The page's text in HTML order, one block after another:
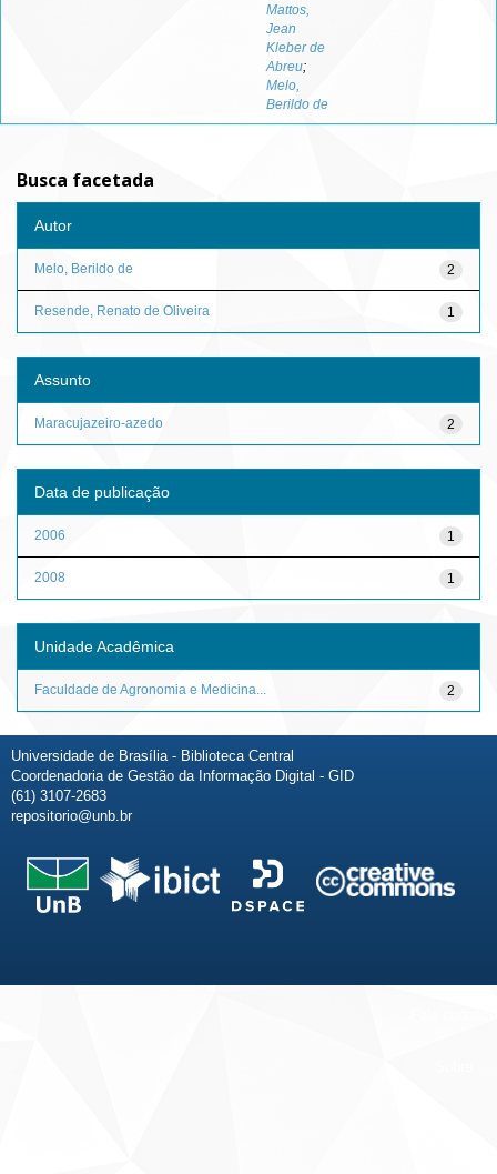
Mattos,
Jean
Kleber de
Abreu;
Melo,
Berildo de
Busca facetada
Autor
2
Melo, Berildo de
1
Resende, Renato de Oliveira
Assunto
2
Maracujazeiro-azedo
Data de publicação
1
2006
1
2008
Unidade Acadêmica
2
Faculdade de Agronomia e Medicina...
Universidade de Brasília - Biblioteca Central
Coordenadoria de Gestão da Informação Digital - GID
(61) 3107-2683
repositorio@unb.br